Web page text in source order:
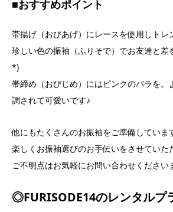
■おすすめポイント
帯揚げ（おびあげ）にレースを使用しト
珍しい色の振袖（ふりそで）でお友達と差
*)
帯締め（おびじめ）にはピンクのバラを。
調されて可愛いです♪
他にもたくさんのお振袖をご準備していま
楽しくお振袖選びのお手伝いをさせていた
ご不明点はお気軽にお問い合わせください
◎FURISODE14のレンタルプ